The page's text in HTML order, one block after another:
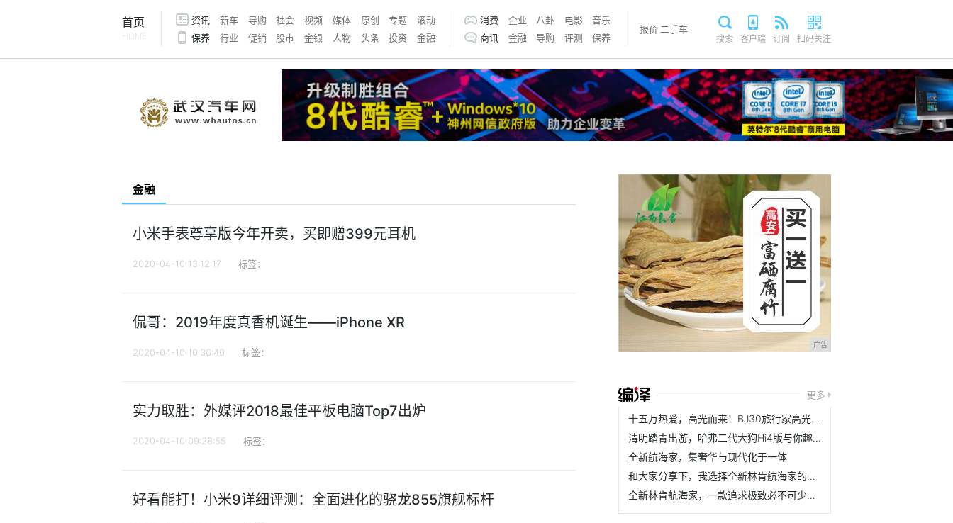
首页
HOME
资讯 新车 导购 社会 视频 媒体 原创 专题
滚动
保养
行业 促销 股市 金银 人物 头条 投资 金融
消费 企业 八卦 电影
音乐
商讯
金融 导购 评测 保养
报价 二手车
搜索 客户端 订阅 扫码关注
金融
小米手表尊享版今年开卖，买即赠399元耳机
2020-04-10 13:12:17 标签：
侃哥：2019年度真香机诞生——iPhone XR
2020-04-10 10:36:40 标签：
实力取胜：外媒评2018最佳平板电脑Top7出炉
2020-04-10 09:28:55 标签：
好看能打！小米9详细评测：全面进化的骁龙855旗舰标杆
广告
更多
十五万热爱，高光而来！BJ30旅行家高光版上市，全系享超级置换3万补贴6.99万起
清明踏青出游，哈弗二代大狗Hi4版与你趣野旅行
全新航海家，集奢华与现代化于一体
和大家分享下，我选择全新林肯航海家的理由
全新林肯航海家，一款追求极致必不可少的车